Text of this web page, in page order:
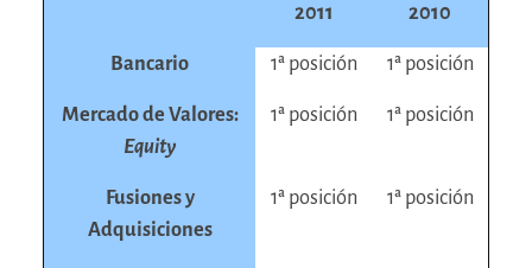
2011 2010
Bancario 1ª posición 1ª posición
Mercado de Valores:
Equity
1ª posición 1ª posición
Fusiones y
Adquisiciones
1ª posición 1ª posición